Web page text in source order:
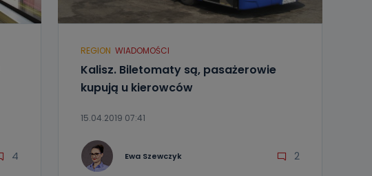
4
REGION WIADOMOŚCI
Kalisz. Biletomaty są, pasażerowie
kupują u kierowców
15.04.2019 07:41
Ewa Szewczyk 2